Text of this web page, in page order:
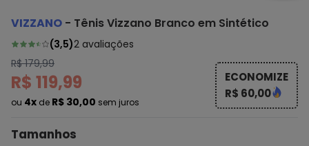
VIZZANO - Tênis Vizzano Branco em Sintético
(3,5)2 avaliações
R$ 179,99
R$ 119,99
ou 4x de R$ 30,00 sem juros
ECONOMIZE
R$ 60,00
Tamanhos